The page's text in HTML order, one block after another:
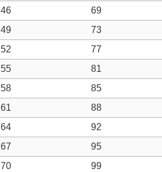
46 69
49 73
52 77
55 81
58 85
61 88
64 92
67 95
70 99